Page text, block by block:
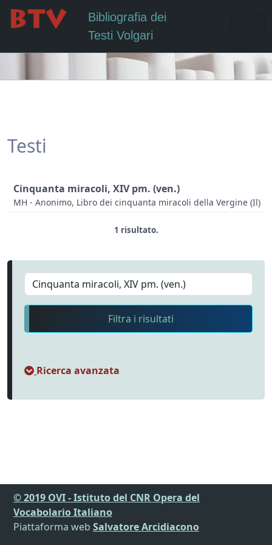
Bibliografia dei
Testi Volgari
Testi
Cinquanta miracoli, XIV pm. (ven.)
MH - Anonimo, Libro dei cinquanta miracoli della Vergine (Il)
1 risultato.
Filtra i risultati
Ricerca avanzata
© 2019 OVI - Istituto del CNR Opera del
Vocabolario Italiano
Piattaforma web Salvatore Arcidiacono